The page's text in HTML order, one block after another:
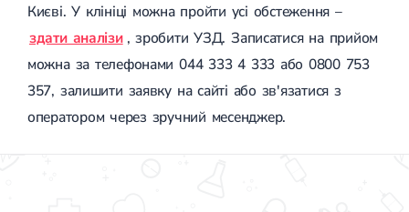
Києві. У клініці можна пройти усі обстеження –
здати аналізи , зробити УЗД. Записатися на прийом
можна за телефонами 044 333 4 333 або 0800 753
357, залишити заявку на сайті або зв'язатися з
оператором через зручний месенджер.